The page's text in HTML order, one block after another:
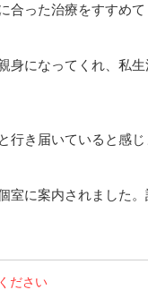
合った治療をすすめて
身になってくれ、私
行き届いていると感じ
室に案内されました
ださい